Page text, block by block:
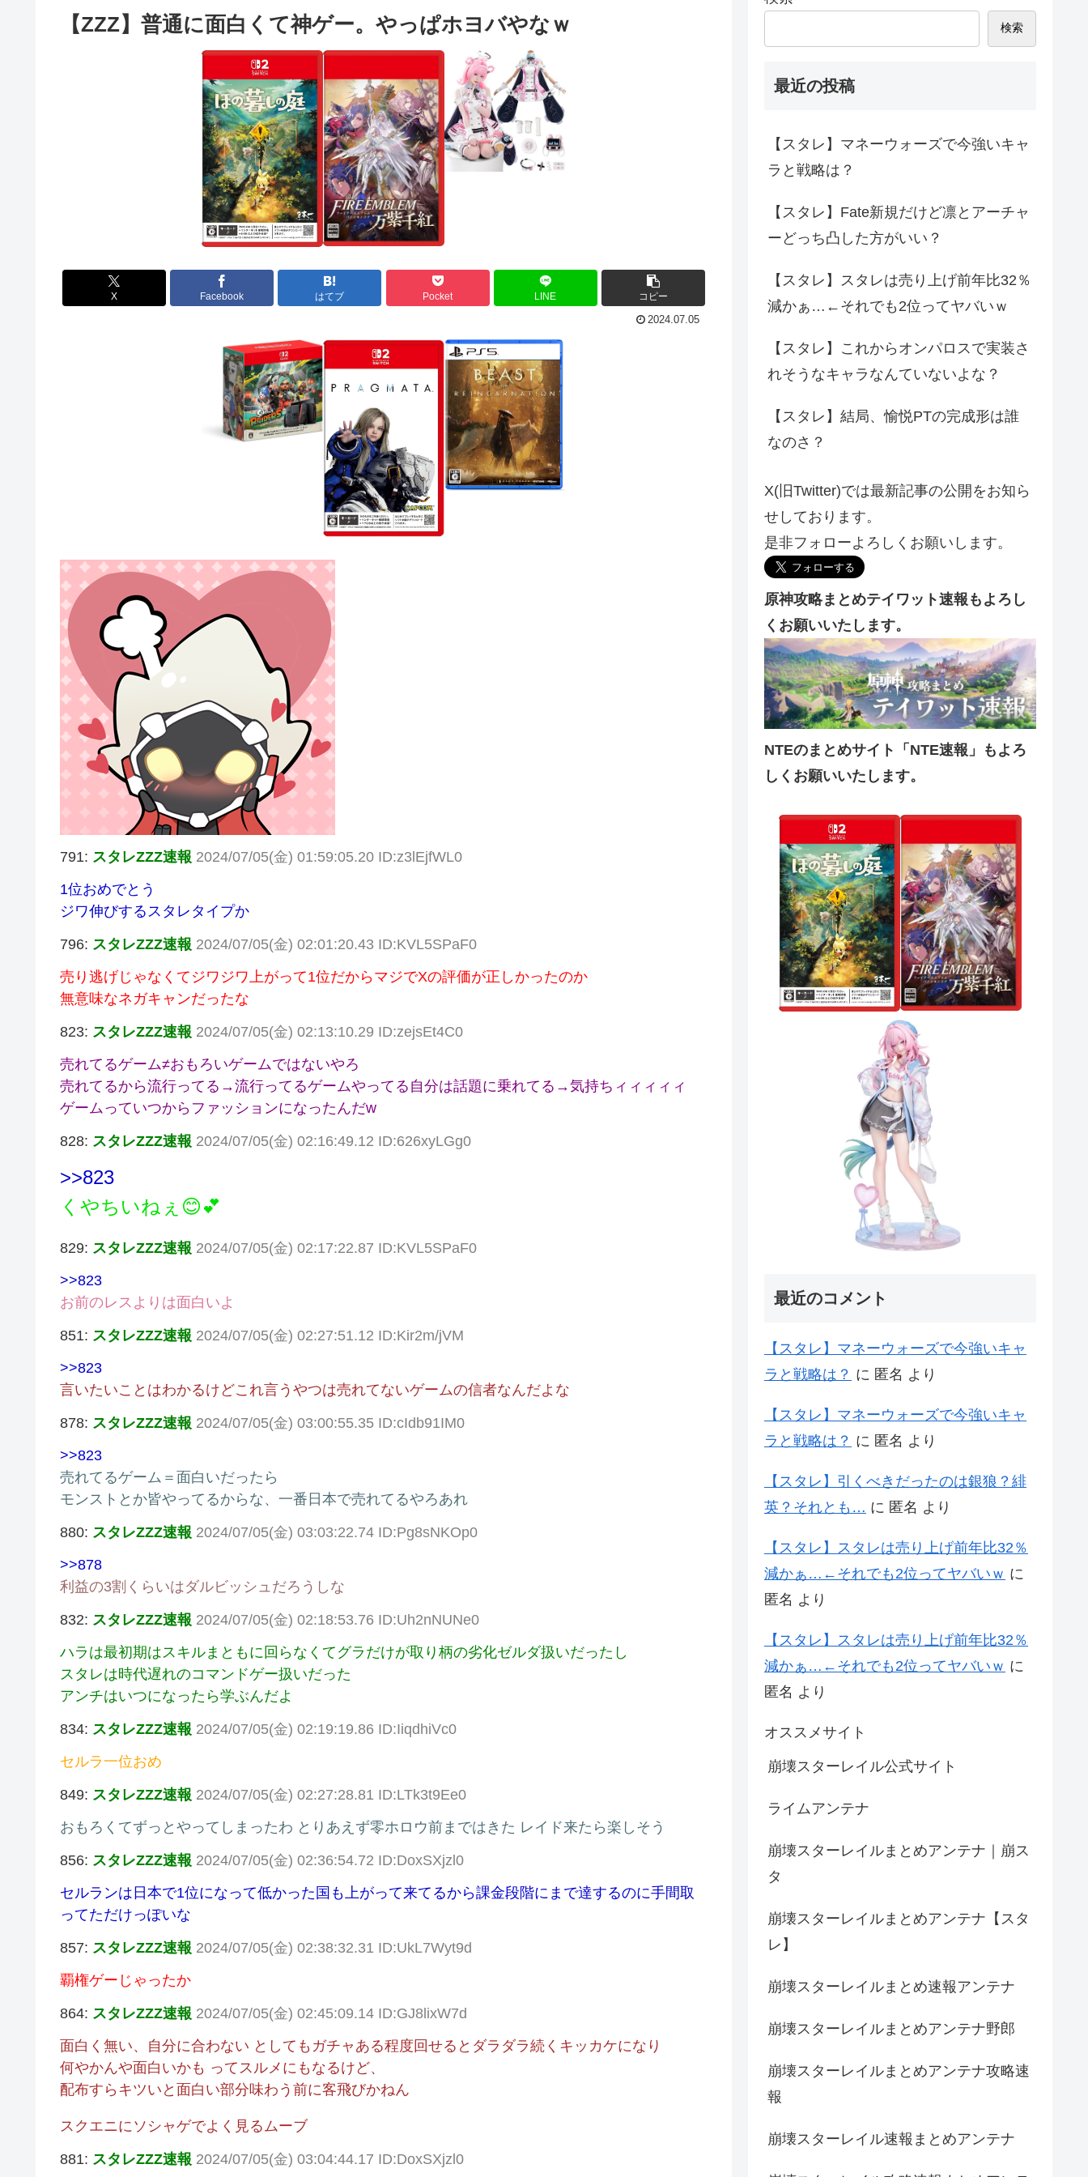
【ZZZ】普通に面白くて神ゲー。やっぱホヨバやなｗ
X Facebook はてブ Pocket LINE コピー
2024.07.05
791: スタレZZZ速報 2024/07/05(金) 01:59:05.20 ID:z3lEjfWL0
1位おめでとう
ジワ伸びするスタレタイプか
796: スタレZZZ速報 2024/07/05(金) 02:01:20.43 ID:KVL5SPaF0
売り逃げじゃなくてジワジワ上がって1位だからマジでXの評価が正しかったのか
無意味なネガキャンだったな
823: スタレZZZ速報 2024/07/05(金) 02:13:10.29 ID:zejsEt4C0
売れてるゲーム≠おもろいゲームではないやろ
売れてるから流行ってる→流行ってるゲームやってる自分は話題に乗れてる→気持ちィィィィィ
ゲームっていつからファッションになったんだw
828: スタレZZZ速報 2024/07/05(金) 02:16:49.12 ID:626xyLGg0
>>823
くやちいねぇ😊💕
829: スタレZZZ速報 2024/07/05(金) 02:17:22.87 ID:KVL5SPaF0
>>823
お前のレスよりは面白いよ
851: スタレZZZ速報 2024/07/05(金) 02:27:51.12 ID:Kir2m/jVM
>>823
言いたいことはわかるけどこれ言うやつは売れてないゲームの信者なんだよな
878: スタレZZZ速報 2024/07/05(金) 03:00:55.35 ID:cIdb91IM0
>>823
売れてるゲーム＝面白いだったら
モンストとか皆やってるからな、一番日本で売れてるやろあれ
880: スタレZZZ速報 2024/07/05(金) 03:03:22.74 ID:Pg8sNKOp0
>>878
利益の3割くらいはダルビッシュだろうしな
832: スタレZZZ速報 2024/07/05(金) 02:18:53.76 ID:Uh2nNUNe0
ハラは最初期はスキルまともに回らなくてグラだけが取り柄の劣化ゼルダ扱いだったし
スタレは時代遅れのコマンドゲー扱いだった
アンチはいつになったら学ぶんだよ
834: スタレZZZ速報 2024/07/05(金) 02:19:19.86 ID:IiqdhiVc0
セルラ一位おめ
849: スタレZZZ速報 2024/07/05(金) 02:27:28.81 ID:LTk3t9Ee0
おもろくてずっとやってしまったわ とりあえず零ホロウ前まではきた レイド来たら楽しそう
856: スタレZZZ速報 2024/07/05(金) 02:36:54.72 ID:DoxSXjzl0
セルランは日本で1位になって低かった国も上がって来てるから課金段階にまで達するのに手間取
ってただけっぽいな
857: スタレZZZ速報 2024/07/05(金) 02:38:32.31 ID:UkL7Wyt9d
覇権ゲーじゃったか
864: スタレZZZ速報 2024/07/05(金) 02:45:09.14 ID:GJ8lixW7d
面白く無い、自分に合わない としてもガチャある程度回せるとダラダラ続くキッカケになり
何やかんや面白いかも ってスルメにもなるけど、
配布すらキツいと面白い部分味わう前に客飛びかねん
スクエニにソシャゲでよく見るムーブ
881: スタレZZZ速報 2024/07/05(金) 03:04:44.17 ID:DoxSXjzl0
検索
最近の投稿
【スタレ】マネーウォーズで今強いキャ
ラと戦略は？
【スタレ】Fate新規だけど凛とアーチャ
ーどっち凸した方がいい？
【スタレ】スタレは売り上げ前年比32％
減かぁ…←それでも2位ってヤバいｗ
【スタレ】これからオンパロスで実装さ
れそうなキャラなんていないよな？
【スタレ】結局、愉悦PTの完成形は誰
なのさ？
X(旧Twitter)では最新記事の公開をお知ら
せしております。
是非フォローよろしくお願いします。
原神攻略まとめテイワット速報もよろし
くお願いいたします。
NTEのまとめサイト「NTE速報」もよろ
しくお願いいたします。
最近のコメント
【スタレ】マネーウォーズで今強いキャ
ラと戦略は？ に 匿名 より
【スタレ】マネーウォーズで今強いキャ
ラと戦略は？ に 匿名 より
【スタレ】引くべきだったのは銀狼？緋
英？それとも… に 匿名 より
【スタレ】スタレは売り上げ前年比32％
減かぁ…←それでも2位ってヤバいｗ に
匿名 より
【スタレ】スタレは売り上げ前年比32％
減かぁ…←それでも2位ってヤバいｗ に
匿名 より
オススメサイト
崩壊スターレイル公式サイト
ライムアンテナ
崩壊スターレイルまとめアンテナ｜崩ス
タ
崩壊スターレイルまとめアンテナ【スタ
レ】
崩壊スターレイルまとめ速報アンテナ
崩壊スターレイルまとめアンテナ野郎
崩壊スターレイルまとめアンテナ攻略速
報
崩壊スターレイル速報まとめアンテナ